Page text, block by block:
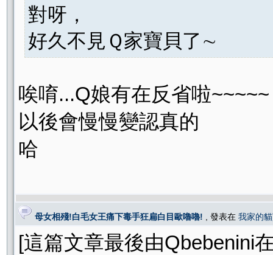
對呀，
好久不見Ｑ家寶貝了∼
唉唷...Q娘有在反省啦~~~~~
以後會慢慢變認真的
哈
母女相殘!白毛女王痛下毒手狂扁白目歐嚕嚕! , 發表在 我家的
[這篇文章最後由Qbebenini